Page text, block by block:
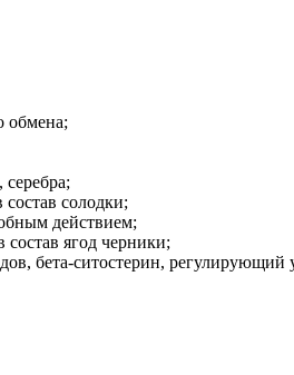
обмена;
солодки;
действием;
ягод черники;
бета-ситостерин, регулирующий